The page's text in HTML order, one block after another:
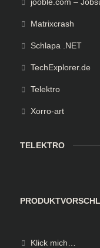
Matrixcrash
Schlapa .NET
TechExplorer.de
Telektro
Xorro-art
TELEKTRO
Klick mich…